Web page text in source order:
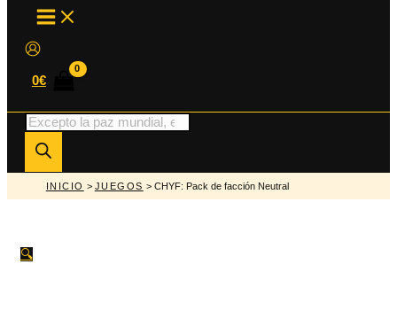
MAIN
MENU
0€
Búsqueda
de
productos
INICIO > JUEGOS > CHYF: Pack de facción Neutral
🔍